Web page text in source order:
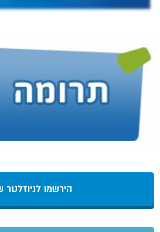
הירשמו לניוזלטר